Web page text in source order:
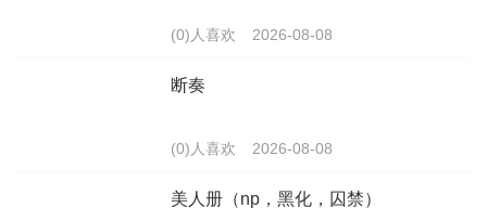
(0)人喜欢 2026-08-08
断奏
(0)人喜欢 2026-08-08
美人册（np，黑化，囚禁）